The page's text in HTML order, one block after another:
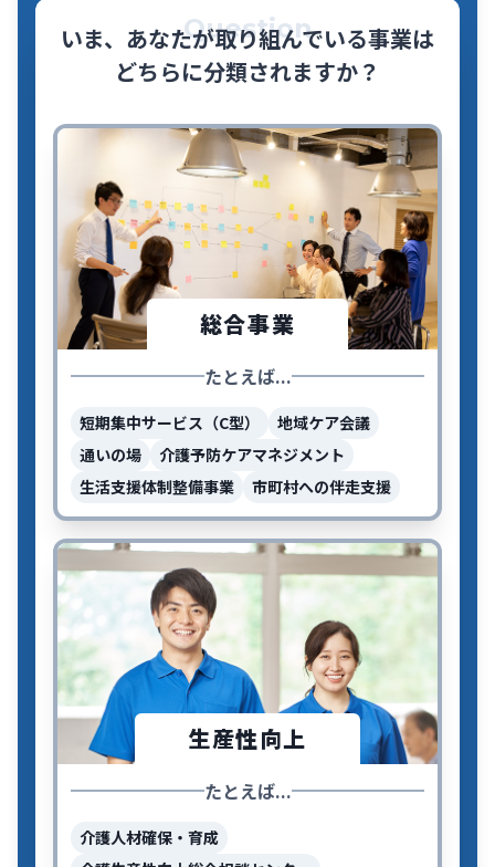
Question
いま、あなたが取り組んでいる事業は
どちらに分類されますか？
総合事業
たとえば...
短期集中サービス（C型）
地域ケア会議
通いの場
介護予防ケアマネジメント
生活支援体制整備事業
市町村への伴走支援
生産性向上
たとえば...
介護人材確保・育成